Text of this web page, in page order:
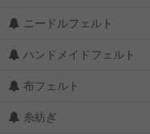
ニードルフェルト
ハンドメイドフェルト
布フェルト
糸紡ぎ